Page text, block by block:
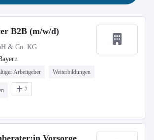
B2B (m/w/d)
& Co. KG
Arbeitgeber Weiterbildungen
2
Vorsorge